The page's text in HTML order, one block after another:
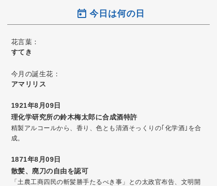
今日は何の日
花言葉：
すてき
今月の誕生花：
アマリリス
1921年8月09日
理化学研究所の鈴木梅太郎に合成酒特許
精製アルコールから、香り、色とも清酒そっくりの｢化学酒｣を合
成。
1871年8月09日
散髪、廃刀の自由を認可
「土農工商四民の斬髪勝手たるべき事」との太政官布告、文明開